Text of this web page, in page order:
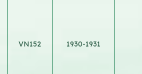
VN152 1930-1931